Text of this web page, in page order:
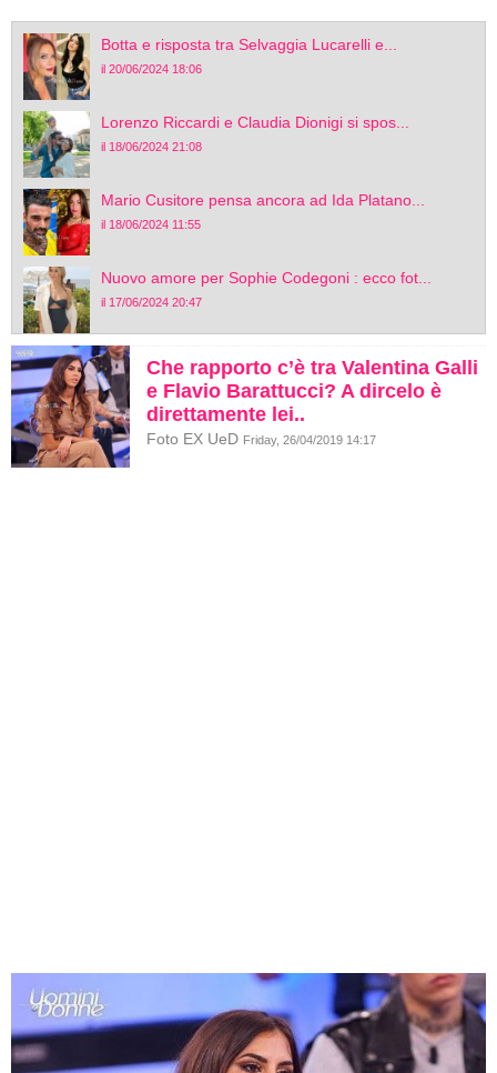
Botta e risposta tra Selvaggia Lucarelli e...
il 20/06/2024 18:06
Lorenzo Riccardi e Claudia Dionigi si spos...
il 18/06/2024 21:08
Mario Cusitore pensa ancora ad Ida Platano...
il 18/06/2024 11:55
Nuovo amore per Sophie Codegoni : ecco fot...
il 17/06/2024 20:47
Che rapporto c’è tra Valentina Galli
e Flavio Barattucci? A dircelo è
direttamente lei..
Foto EX UeD Friday, 26/04/2019 14:17